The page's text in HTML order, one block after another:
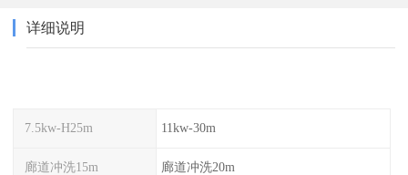
详细说明
7.5kw-H25m 11kw-30m
廊道冲洗15m 廊道冲洗20m